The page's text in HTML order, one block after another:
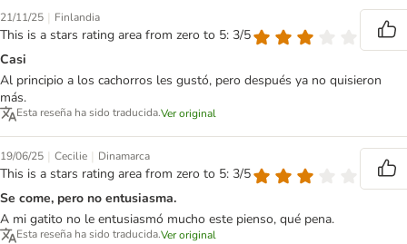
21/11/25 | Finlandia
This is a stars rating area from zero to 5: 3/5
Casi
Al principio a los cachorros les gustó, pero después ya no quisieron
más.
Esta reseña ha sido traducida.Ver original
19/06/25 | Cecilie | Dinamarca
This is a stars rating area from zero to 5: 3/5
Se come, pero no entusiasma.
A mi gatito no le entusiasmó mucho este pienso, qué pena.
Esta reseña ha sido traducida.Ver original